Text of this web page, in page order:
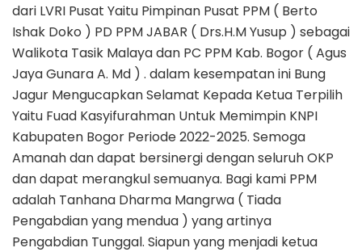
dari LVRI Pusat Yaitu Pimpinan Pusat PPM ( Berto
Ishak Doko ) PD PPM JABAR ( Drs.H.M Yusup ) sebagai
Walikota Tasik Malaya dan PC PPM Kab. Bogor ( Agus
Jaya Gunara A. Md ) . dalam kesempatan ini Bung
Jagur Mengucapkan Selamat Kepada Ketua Terpilih
Yaitu Fuad Kasyifurahman Untuk Memimpin KNPI
Kabupaten Bogor Periode 2022-2025. Semoga
Amanah dan dapat bersinergi dengan seluruh OKP
dan dapat merangkul semuanya. Bagi kami PPM
adalah Tanhana Dharma Mangrwa ( Tiada
Pengabdian yang mendua ) yang artinya
Pengabdian Tunggal. Siapun yang menjadi ketua